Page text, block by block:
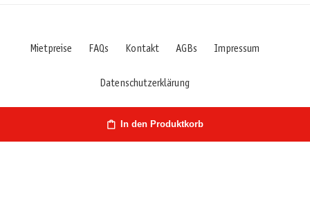
In den Produktkorb
Mietpreise FAQs Kontakt AGBs Impressum
Datenschutzerklärung